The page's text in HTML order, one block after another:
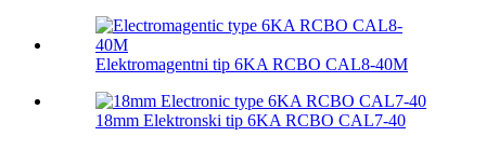
Elektromagentni tip 6KA RCBO CAL8-40M
18mm Elektronski tip 6KA RCBO CAL7-40